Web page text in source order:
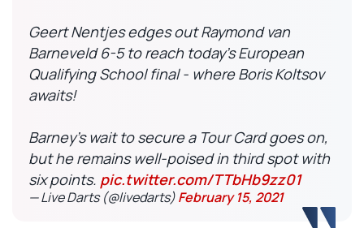
Geert Nentjes edges out Raymond van
Barneveld 6-5 to reach today's European
Qualifying School final - where Boris Koltsov
awaits!
Barney's wait to secure a Tour Card goes on,
but he remains well-poised in third spot with
six points. pic.twitter.com/TTbHb9zz01
— Live Darts (@livedarts)February 15, 2021